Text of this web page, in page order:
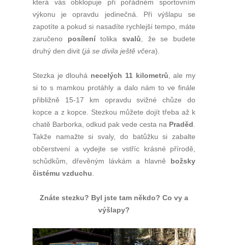
která vás obklopuje při pořádném sportovním
výkonu je opravdu jedinečná. Při výšlapu se
zapotíte a pokud si nasadíte rychlejší tempo, máte
zaručeno posílenítolikasvalů, že se budete
druhý den divit (já se divila ještě včera).
Stezka je dlouhá necelých 11 kilometrů, ale my
si to s mamkou protáhly a dalo nám to ve finále
přibližně 15-17 km opravdu svižné chůze do
kopce a z kopce. Stezkou můžete dojít třeba až k
chatě Barborka, odkud pak vede cesta na Praděd.
Takže namažte si svaly, do batůžku si zabalte
občerstvení a vydejte se vstříc krásné přírodě,
schůdkům, dřevěným lávkám a hlavně božsky
čistému vzduchu.
Znáte stezku? Byl jste tam někdo? Co vy a
výšlapy?